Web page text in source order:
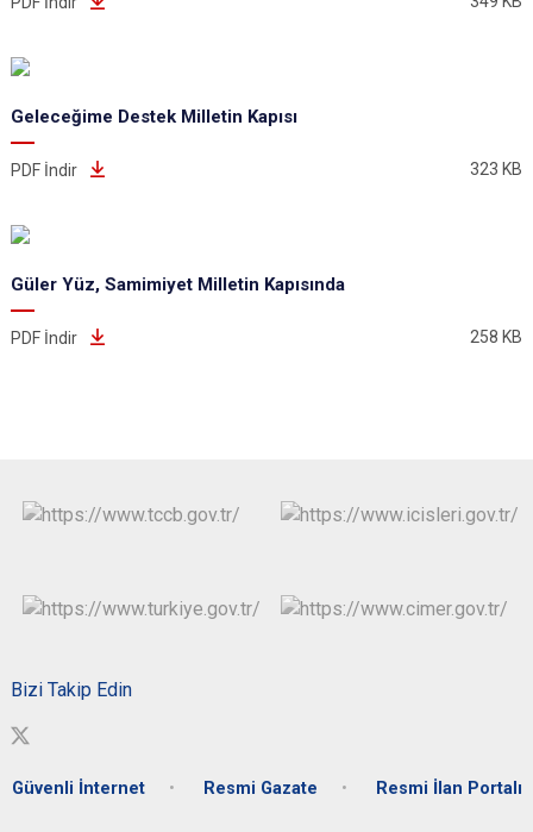
Geleceğime Destek Milletin Kapısı
PDF İndir 323 KB
Güler Yüz, Samimiyet Milletin Kapısında
PDF İndir 258 KB
Bizi Takip Edin
Güvenli İnternet Resmi Gazate Resmi İlan Portalı